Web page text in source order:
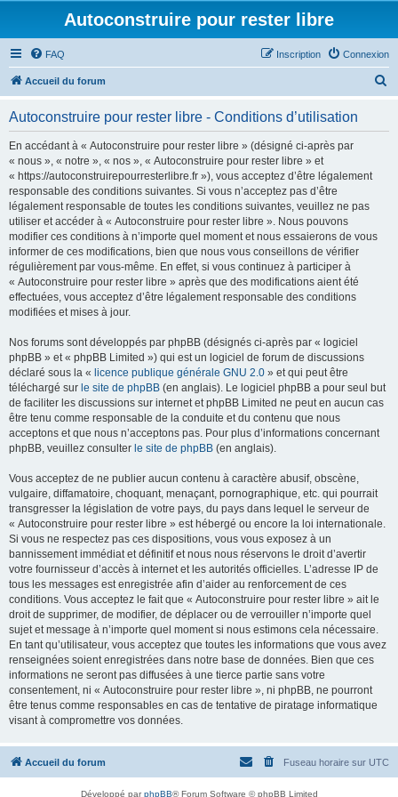
Autoconstruire pour rester libre
FAQ Connexion
Inscription
Accueil du forum
Autoconstruire pour rester libre - Conditions d’utilisation
En accédant à « Autoconstruire pour rester libre » (désigné ci-après par
« nous », « notre », « nos », « Autoconstruire pour rester libre » et
« https://autoconstruirepourresterlibre.fr »), vous acceptez d’être légalement
responsable des conditions suivantes. Si vous n’acceptez pas d’être
légalement responsable de toutes les conditions suivantes, veuillez ne pas
utiliser et accéder à « Autoconstruire pour rester libre ». Nous pouvons
modifier ces conditions à n’importe quel moment et nous essaierons de vous
informer de ces modifications, bien que nous vous conseillons de vérifier
régulièrement par vous-même. En effet, si vous continuez à participer à
« Autoconstruire pour rester libre » après que des modifications aient été
effectuées, vous acceptez d’être légalement responsable des conditions
modifiées et mises à jour.
Nos forums sont développés par phpBB (désignés ci-après par « logiciel
phpBB » et « phpBB Limited ») qui est un logiciel de forum de discussions
déclaré sous la « licence publique générale GNU 2.0 » et qui peut être
téléchargé sur le site de phpBB (en anglais). Le logiciel phpBB a pour seul but
de faciliter les discussions sur internet et phpBB Limited ne peut en aucun cas
être tenu comme responsable de la conduite et du contenu que nous
acceptons et que nous n’acceptons pas. Pour plus d’informations concernant
phpBB, veuillez consulter le site de phpBB (en anglais).
Vous acceptez de ne publier aucun contenu à caractère abusif, obscène,
vulgaire, diffamatoire, choquant, menaçant, pornographique, etc. qui pourrait
transgresser la législation de votre pays, du pays dans lequel le serveur de
« Autoconstruire pour rester libre » est hébergé ou encore la loi internationale.
Si vous ne respectez pas ces dispositions, vous vous exposez à un
bannissement immédiat et définitif et nous nous réservons le droit d’avertir
votre fournisseur d’accès à internet et les autorités officielles. L’adresse IP de
tous les messages est enregistrée afin d’aider au renforcement de ces
conditions. Vous acceptez le fait que « Autoconstruire pour rester libre » ait le
droit de supprimer, de modifier, de déplacer ou de verrouiller n’importe quel
sujet et message à n’importe quel moment si nous estimons cela nécessaire.
En tant qu’utilisateur, vous acceptez que toutes les informations que vous avez
renseignées soient enregistrées dans notre base de données. Bien que ces
informations ne seront pas diffusées à une tierce partie sans votre
consentement, ni « Autoconstruire pour rester libre », ni phpBB, ne pourront
être tenus comme responsables en cas de tentative de piratage informatique
visant à compromettre vos données.
Accueil du forum Fuseau horaire sur UTC
Développé parphpBB® Forum Software © phpBB Limited